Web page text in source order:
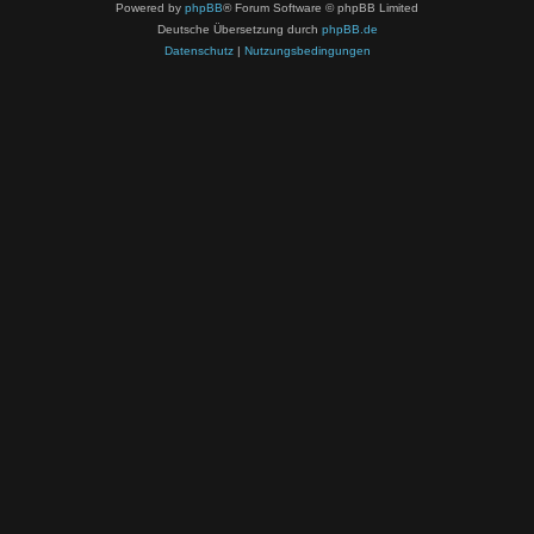
Powered by phpBB® Forum Software © phpBB Limited
Deutsche Übersetzung durch phpBB.de
Datenschutz| Nutzungsbedingungen